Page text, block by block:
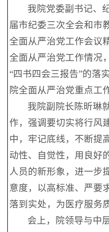
我院党委副书记、
届市纪委三次全会和市
全面从严治党工作会议
全面从严治党工作情况
“四书四会三报告”的落
院全面从严治党重点工
我院副院长陈昕琳
作，强调要切实将行风
中，牢记底线，不断提
动性、自觉性，用良好
人员的新形象，进一步
意度，以高标准、严要
落到实处，为医疗服务
会上，院领导与中